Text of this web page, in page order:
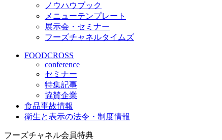
ノウハウブック
メニューテンプレート
展示会・セミナー
フーズチャネルタイムズ
FOODCROSS
conference
セミナー
特集記事
協賛企業
食品事故情報
衛生と表示の法令・制度情報
フーズチャネル会員特典